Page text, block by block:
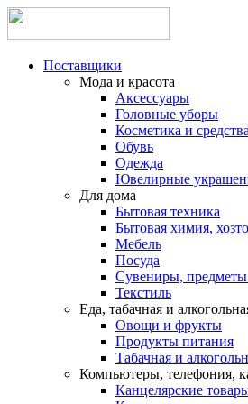
Поставщики
Мода и красота
Аксессуары
Головные уборы
Косметика и
Обувь
Одежда
Ювелирные
Для дома
Бытовая техника
Бытовая химия,
Мебель
Посуда
Сувениры, предметы
Текстиль
Еда, табачная и
Овощи и фрукты
Продукты питания
Табачная и
Компьютеры, телефония,
Канцелярские